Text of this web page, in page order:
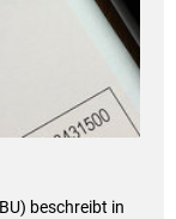
beschreibt in